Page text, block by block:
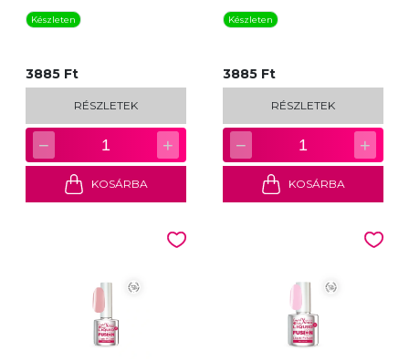
Készleten
3885 Ft
RÉSZLETEK
− 1 +
KOSÁRBA
Készleten
3885 Ft
RÉSZLETEK
− 1 +
KOSÁRBA